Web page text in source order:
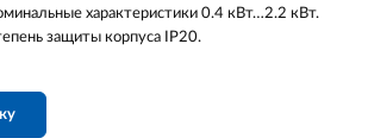
характеристики 0.4 кВт…2.2 кВт.
защиты корпуса IP20.